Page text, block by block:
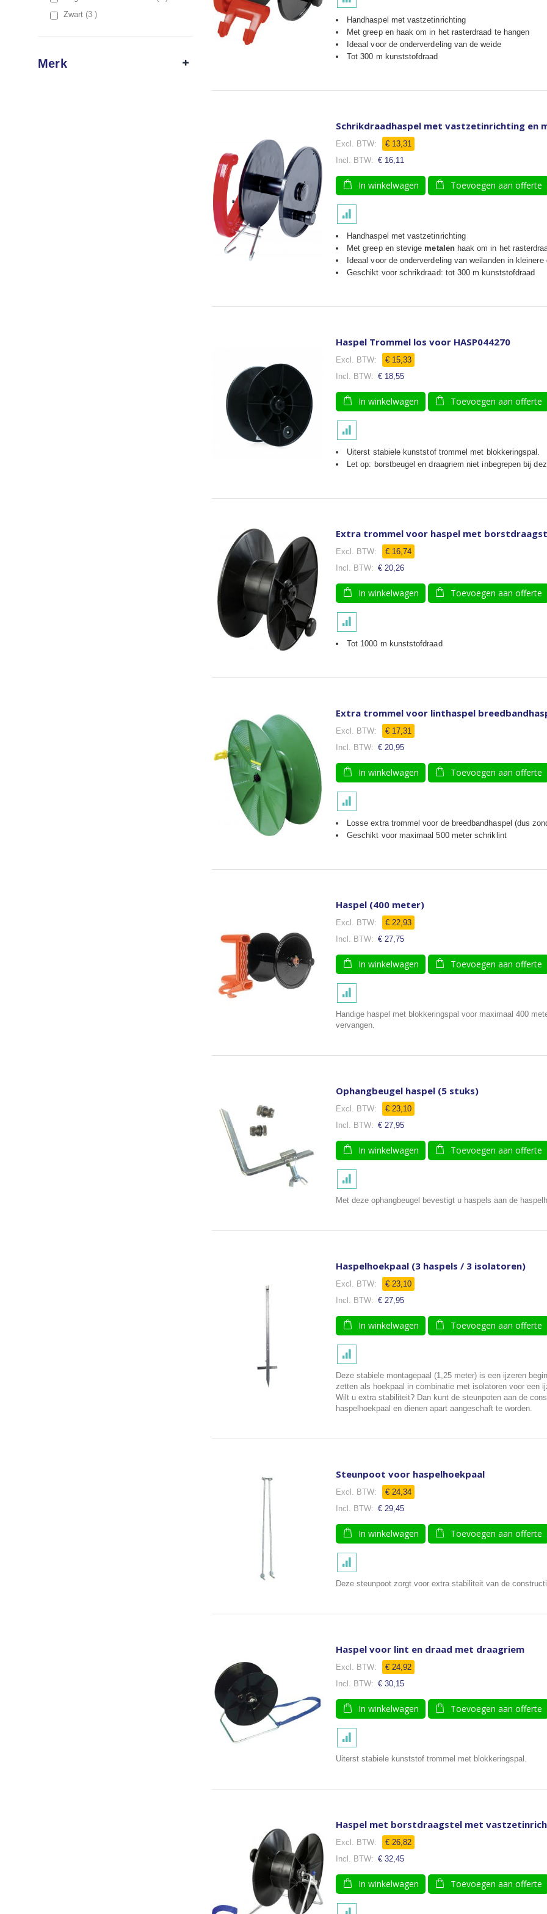
Handhaspel met vastzetinrichting
Met greep en haak om in het rasterdraad te hangen
Ideaal voor de onderverdeling van de weide
Tot 300 m kunststofdraad
Schrikdraadhaspel met vastzetinrichting en
€ 13,31
€ 16,11
In winkelwagen Toevoegen aan offerte
Handhaspel met vastzetinrichting
Met greep en stevigemetalen haak om in het
Ideaal voor de onderverdeling van weilanden in kleinere
Geschikt voor schrikdraad: tot 300 m kunststofdraad
Haspel Trommel los voor HASP044270
€ 15,33
€ 18,55
In winkelwagen Toevoegen aan offerte
Uiterst stabiele kunststof trommel met blokkeringspal.
Let op: borstbeugel en draagriem niet inbegrepen bij
Extra trommel voor haspel met
€ 16,74
€ 20,26
In winkelwagen Toevoegen aan offerte
Tot 1000 m kunststofdraad
Extra trommel voor linthaspel
€ 17,31
€ 20,95
In winkelwagen Toevoegen aan offerte
Losse extra trommel voor de breedbandhaspel (dus
Geschikt voor maximaal 500 meter schriklint
Haspel (400 meter)
€ 22,93
€ 27,75
In winkelwagen Toevoegen aan offerte
Handige haspel met blokkeringspal voor maximaal 400
vervangen.
Ophangbeugel haspel (5 stuks)
€ 23,10
€ 27,95
In winkelwagen Toevoegen aan offerte
Met deze ophangbeugel bevestigt u haspels aan de
Haspelhoekpaal (3 haspels / 3 isolatoren)
€ 23,10
€ 27,95
In winkelwagen Toevoegen aan offerte
Deze stabiele montagepaal (1,25 meter) is een ijzeren
zetten als hoekpaal in combinatie met isolatoren voor een
Wilt u extra stabiliteit? Dan kunt de steunpoten aan de
haspelhoekpaal en dienen apart aangeschaft te worden.
Steunpoot voor haspelhoekpaal
€ 24,34
€ 29,45
In winkelwagen Toevoegen aan offerte
Deze steunpoot zorgt voor extra stabiliteit van de
Haspel voor lint en draad met draagriem
€ 24,92
€ 30,15
In winkelwagen Toevoegen aan offerte
Uiterst stabiele kunststof trommel met blokkeringspal.
Haspel met borstdraagstel met
€ 26,82
€ 32,45
In winkelwagen Toevoegen aan offerte
Zwart 3 items
Merk